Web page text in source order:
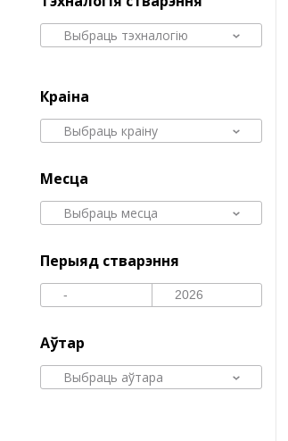
Выбраць тэхналогію
Краіна
Выбраць краіну
Месца
Выбраць месца
Перыяд стварэння
Аўтар
Выбраць аўтара